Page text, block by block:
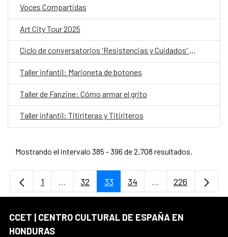
Voces Compartidas
Art City Tour 2025
Ciclo de conversatorios 'Resistencias y Cuidados' y Kikiball: Sodoma Tropical
Taller infantil: Marioneta de botones
Taller de Fanzine: Cómo armar el grito
Taller infantil: Titiriteras y Titiriteros
Mostrando el intervalo 385 - 396 de 2.708 resultados.
Página
1 ...Páginas intermedias Use TAB para
Página
32 Página
33 Página
34 ...PáginasPágina
226
CCET | CENTRO CULTURAL DE ESPAÑA EN
HONDURAS